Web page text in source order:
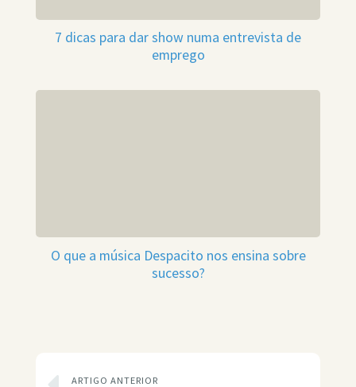
7 dicas para dar show numa entrevista de
emprego
O que a música Despacito nos ensina sobre
sucesso?
ARTIGO ANTERIOR